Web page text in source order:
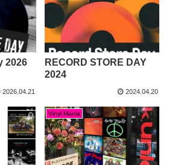
2026
2026.04.21
RECORD STORE DAY
2024
2024.04.20
Vinyl Mania